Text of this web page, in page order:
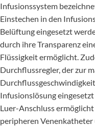
Infusionssystem
Einstechen in den
Belüftung eingesetzt
durch ihre Transparenz
Flüssigkeit ermöglicht.
Durchflussregler, der zur
Infusionslösung
Luer-Anschluss
peripheren